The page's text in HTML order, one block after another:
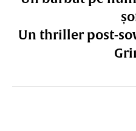
Un thriller post-